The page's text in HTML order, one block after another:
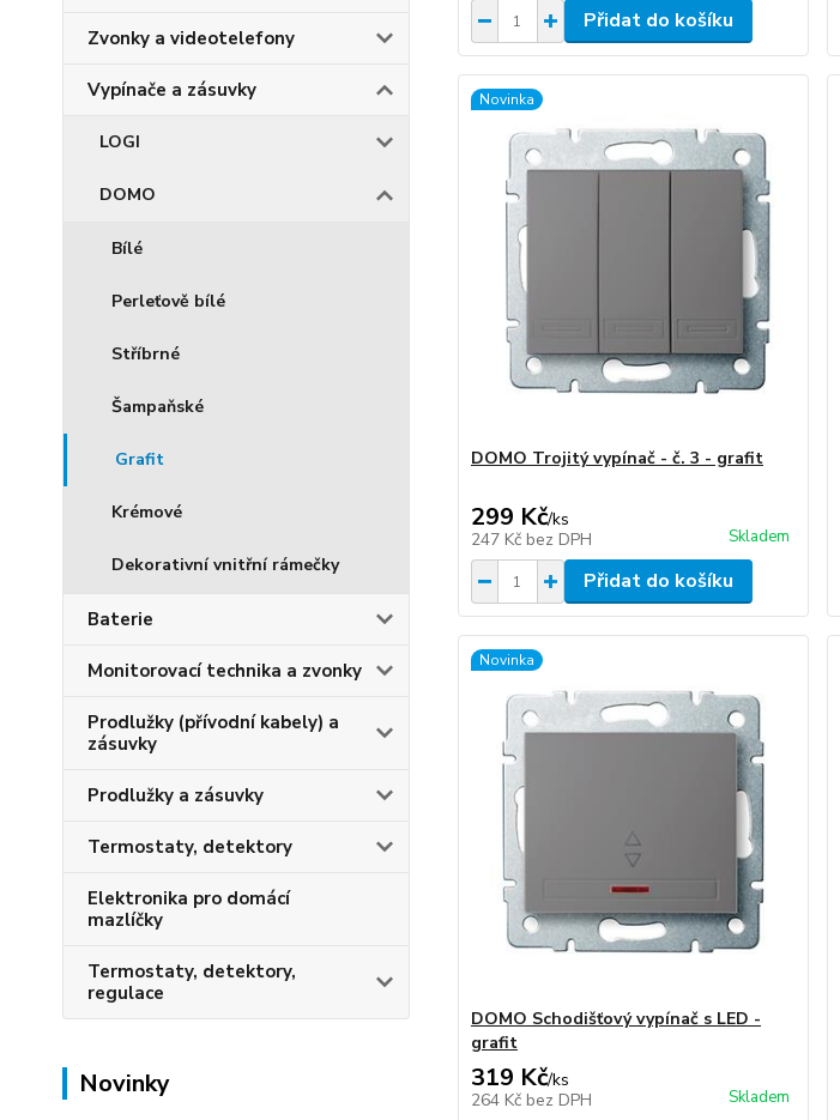
Zvonky a videotelefony
Vypínače a zásuvky
LOGI
DOMO
Bílé
Perleťově bílé
Stříbrné
Šampaňské
Grafit
Krémové
Dekorativní vnitřní rámečky
Baterie
Monitorovací technika a zvonky
Prodlužky (přívodní kabely) a
zásuvky
Prodlužky a zásuvky
Termostaty, detektory
Elektronika pro domácí
mazlíčky
Termostaty, detektory,
regulace
Novinky
Přidat do košíku
Novinka
DOMO Trojitý vypínač - č. 3 - grafit
299 Kč/ks
247 Kč bez DPH Skladem
Přidat do košíku
Novinka
DOMO Schodišťový vypínač s LED -
grafit
319 Kč/ks
264 Kč bez DPH Skladem